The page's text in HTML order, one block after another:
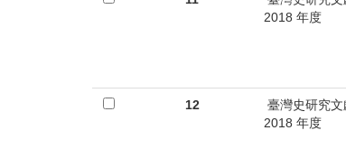
2018 年度
12
臺灣史研究文
2018 年度